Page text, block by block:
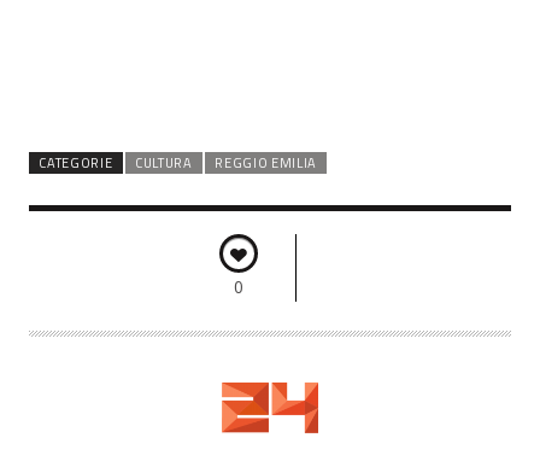
CATEGORIE CULTURA REGGIO EMILIA
0